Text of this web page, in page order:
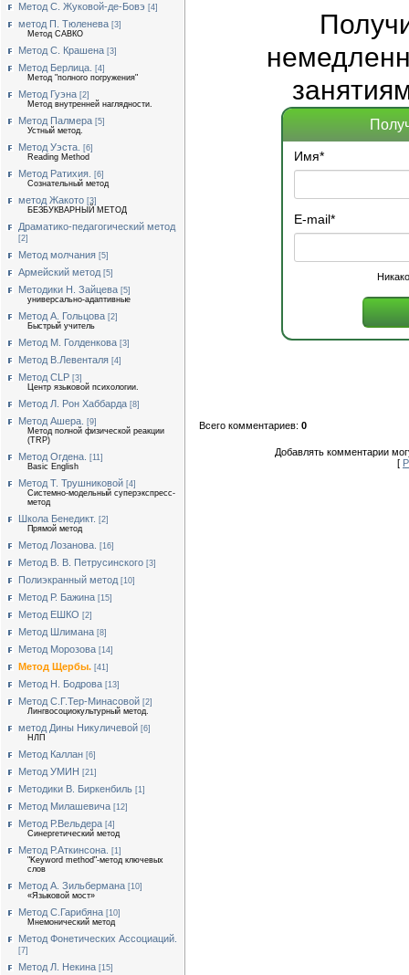
Метод С. Жуковой-де-Бовэ [4]
метод П. Тюленева [3]
Метод САВКО
Метод С. Крашена [3]
Метод Берлица.
[4]
Метод "полного погружения"
Метод Гуэна [2]
Метод внутренней наглядности.
Метод Палмера [5]
Устный метод.
Метод Уэста.
[6]
Reading Method
Метод Ратихия.
[6]
Сознательный метод
метод Жакото [3]
БЕЗБУКВАРНЫЙ МЕТОД
Драматико-педагогический метод
[2]
Метод молчания [5]
Армейский метод [5]
Методики Н. Зайцева [5]
универсально-адаптивные
Метод А. Гольцова [2]
Быстрый учитель
Метод М. Голденкова [3]
Метод В.Левенталя [4]
Метод CLP [3]
Центр языковой психологии.
Метод Л. Рон Хаббарда [8]
Метод Ашера.
[9]
Метод полной физической реакции
(TRP)
Метод Огдена.
[11]
Basic English
Метод Т. Трушниковой [4]
Системно-модельный суперэкспресс-
метод
Школа Бенедикт. [2]
Прямой метод
Метод Лозанова. [16]
Метод В. В. Петрусинского [3]
Полиэкранный метод [10]
Метод Р. Бажина [15]
Метод ЕШКО [2]
Метод Шлимана [8]
Метод Морозова [14]
Метод Щербы. [41]
Метод Н. Бодрова [13]
Метод С.Г.Тер-Минасовой [2]
Лингвосоциокультурный метод.
метод Дины Никуличевой [6]
НЛП
Метод Каллан [6]
Метод УМИН [21]
Методики В. Биркенбиль [1]
Метод Милашевича [12]
Метод Р.Вельдера [4]
Синергетический метод
Метод Р.Аткинсона.
[1]
"Keyword method"-метод ключевых
слов
Метод А. Зильбермана [10]
«Языковой мост»
Метод С.Гарибяна [10]
Мнемонический метод
Метод Фонетических Ассоциаций.
[7]
Метод Л. Некина [15]
Имя*
E-mail*
Всего комментариев: 0
Добавлять комментарии
[